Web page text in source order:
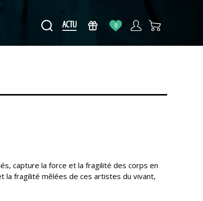
0
capture la force et la fragilité des corps en
la fragilité mêlées de ces artistes du vivant,